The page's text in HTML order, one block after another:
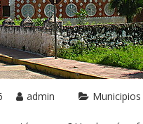
admin Municipios